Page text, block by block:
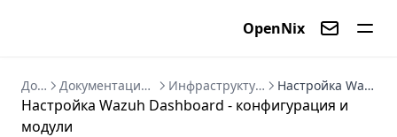
OpenNix
Документация Документация Wazuh 4.14 - руководство по SIEM/XDR Инфраструктура Wazuh - кластеры, API и управление Настройка Wazuh Dashboard - конфигурация и модули
Настройка Wazuh Dashboard - конфигурация и
модули